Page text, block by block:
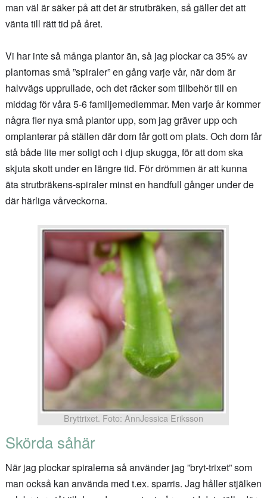
man väl är säker på att det är strutbräken, så gäller det att
vänta till rätt tid på året.
Vi har inte så många plantor än, så jag plockar ca 35% av
plantornas små ”spiraler” en gång varje vår, när dom är
halvvägs upprullade, och det räcker som tillbehör till en
middag för våra 5-6 familjemedlemmar. Men varje år kommer
några fler nya små plantor upp, som jag gräver upp och
omplanterar på ställen där dom får gott om plats. Och dom får
stå både lite mer soligt och i djup skugga, för att dom ska
skjuta skott under en längre tid. För drömmen är att kunna
äta strutbräkens-spiraler minst en handfull gånger under de
där härliga vårveckorna.
Bryttrixet. Foto: AnnJessica Eriksson
Skörda såhär
När jag plockar spiralerna så använder jag ”bryt-trixet” som
man också kan använda med t.ex. sparris. Jag håller stjälken